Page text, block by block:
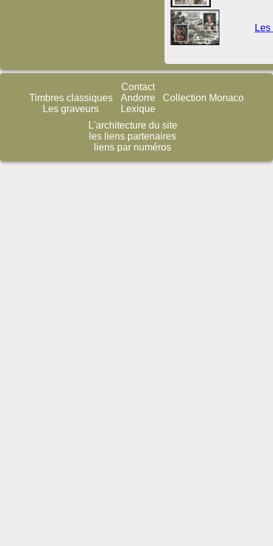
Timbres classiques
Les graveurs
Contact
Andorre
Lexique
Collection Monaco
L'architecture du site
les liens partenaires
liens par numéros